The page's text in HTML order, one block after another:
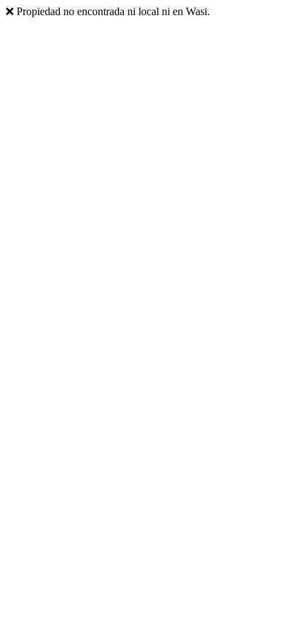
❌ Propiedad no encontrada ni local ni en Wasi.